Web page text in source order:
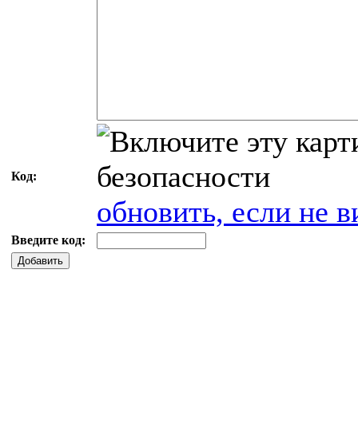
Код:
обновить, если не
Введите код:
Добавить